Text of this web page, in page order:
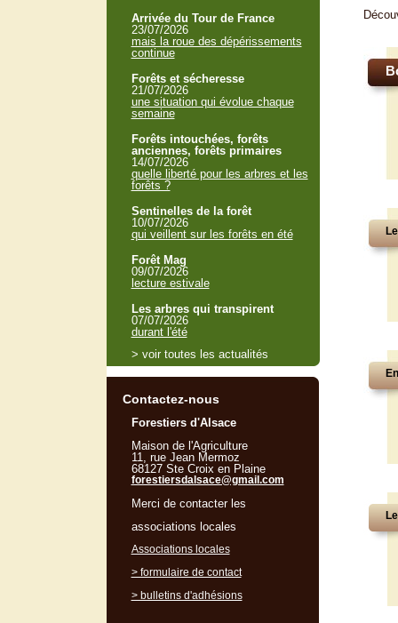
Arrivée du Tour de France
23/07/2026
mais la roue des dépérissements
continue
Forêts et sécheresse
21/07/2026
une situation qui évolue chaque
semaine
Forêts intouchées, forêts
anciennes, forêts primaires
14/07/2026
quelle liberté pour les arbres et les
forêts ?
Sentinelles de la forêt
10/07/2026
qui veillent sur les forêts en été
Forêt Mag
09/07/2026
lecture estivale
Les arbres qui transpirent
07/07/2026
durant l'été
> voir toutes les actualités
Contactez-nous
Forestiers d'Alsace
Maison de l'Agriculture
11, rue Jean Mermoz
68127 Ste Croix en Plaine
forestiersdalsace@gmail.com
Merci de contacter les
associations locales
Associations locales
> formulaire de contact
> bulletins d'adhésions